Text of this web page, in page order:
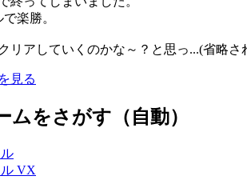
楽勝。
リアしていくのかな～？と思っ...(省略さ
見る
ムをさがす（自動）
VX